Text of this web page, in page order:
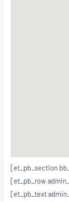
[et_pb_section
[et_pb_row
[et_pb_text